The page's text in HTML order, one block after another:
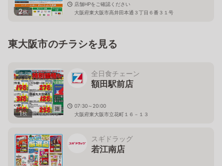
2枚
店舗HPをご確認ください
大阪府東大阪市高井田本通３丁目６番３１号
東大阪市のチラシを見る
1枚
全日食チェーン
額田駅前店
07:30～20:00
大阪府東大阪市立花町１６－１３
スギドラッグ
若江南店